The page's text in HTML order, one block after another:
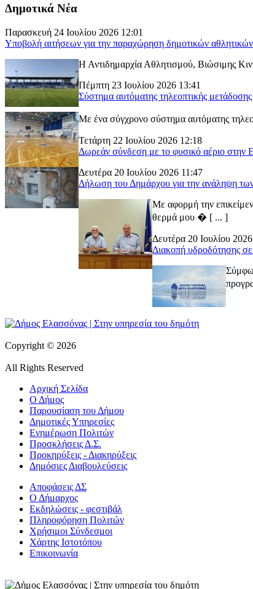
Δημοτικά Νέα
Παρασκευή 24 Ιουλίου 2026 12:01
Υποβολή αιτήσεων για την παραχώρηση δημοτικών
Η Αντιδημαρχία Αθλητισμού, Βιώσιμης
Πέμπτη 23 Ιουλίου 2026 13:41
Σύστημα αυτόματης τηλεοπτικής
Με ένα σύγχρονο σύστημα αυτόματης
Τετάρτη 22 Ιουλίου 2026 12:18
Δωρεάν σύνδεση με το φυσικό αέριο στην
Δευτέρα 20 Ιουλίου 2026 11:47
Δήλωση του Δημάρχου για την ανάληψη
Με αφορμή την
θερμά μου � [ ... ]
Δευτέρα 20 Ιουλίου
Διακοπή υδροδότησης
Copyright © 2026
All Rights Reserved
Αρχική Σελίδα
Ο Δήμος
Παρουσίαση του Δήμου
Δημοτικές Υπηρεσίες
Ενημέρωση Πολιτών
Προσκλήσεις Δ.Σ.
Προκηρύξεις - Διακηρύξεις
Δημόσιες Διαβουλεύσεις
Αποφάσεις ΔΣ
Ο Δήμαρχος
Εκδηλώσεις - φεστιβάλ
Πληροφόρηση Πολιτών
Χρήσιμοι Σύνδεσμοι
Χάρτης Ιστοτόπου
Επικοινωνία